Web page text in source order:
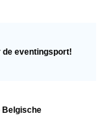
de eventingsport!
Belgische